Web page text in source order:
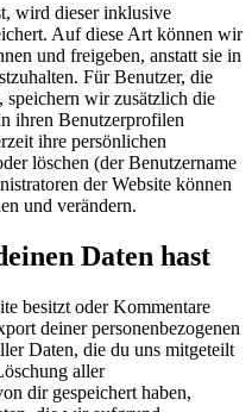
wird dieser inklusive
Auf diese Art können wir
und freigeben, anstatt sie in
Für Benutzer, die
speichern wir zusätzlich die
ihren Benutzerprofilen
ihre persönlichen
löschen (der Benutzername
der Website können
und verändern.
Daten hast
besitzt oder Kommentare
deiner personenbezogenen
Daten, die du uns mitgeteilt
aller
dir gespeichert haben,